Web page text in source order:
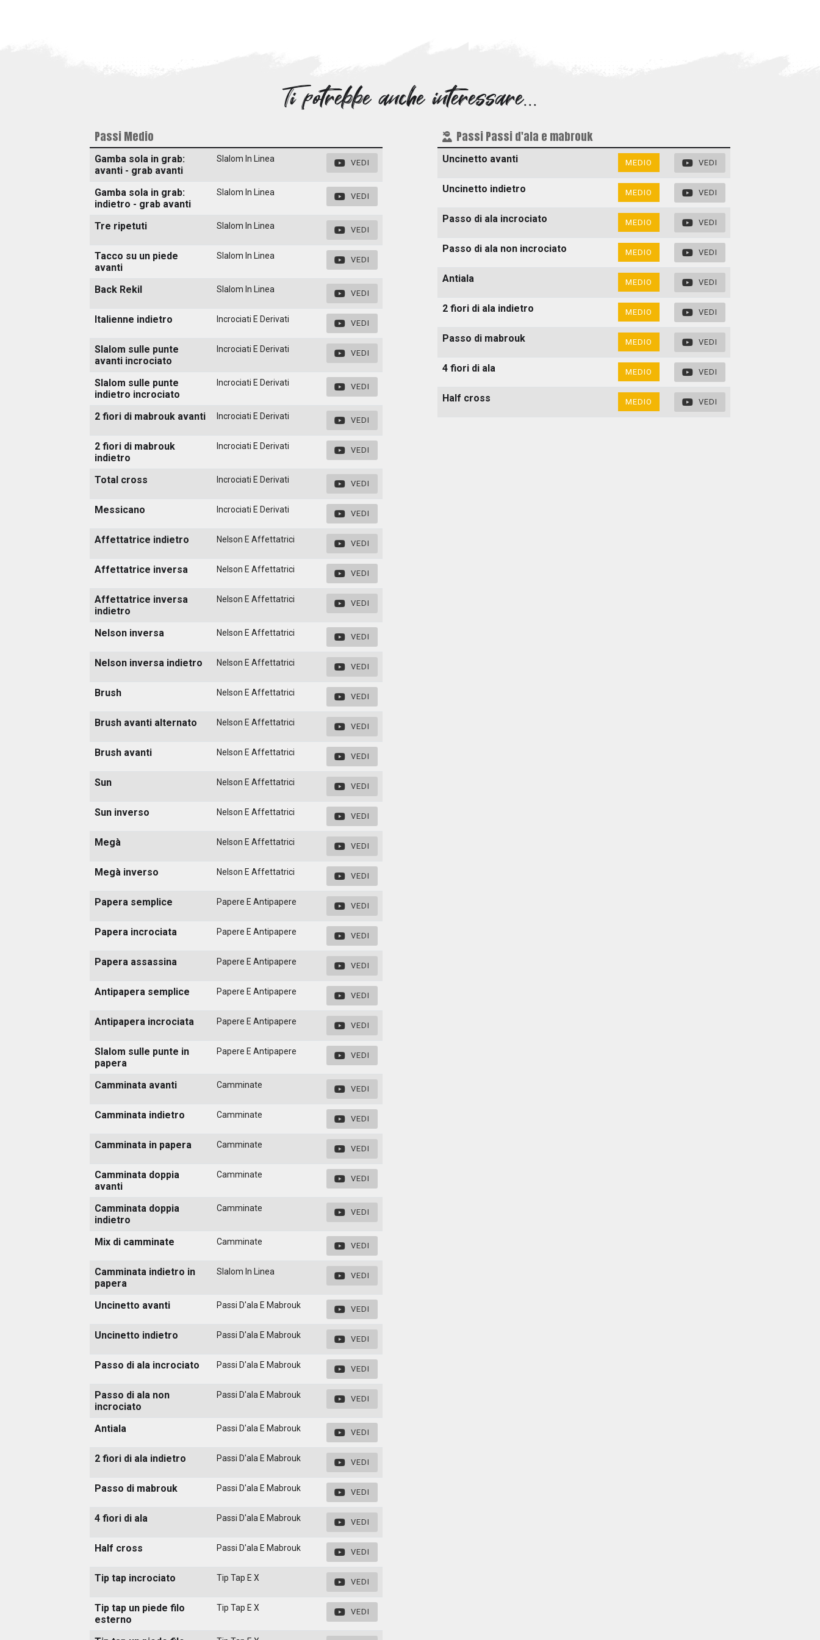
Ti potrebbe anche interessare...
Passi Medio
Gamba sola in grab:
avanti - grab avanti
Slalom In Linea VEDI
Gamba sola in grab:
indietro - grab avanti
Slalom In Linea VEDI
Tre ripetuti Slalom In Linea VEDI
Tacco su un piede
avanti
Slalom In Linea VEDI
Back Rekil Slalom In Linea VEDI
Italienne indietro Incrociati E Derivati VEDI
Slalom sulle punte
avanti incrociato
Incrociati E Derivati VEDI
Slalom sulle punte
indietro incrociato
Incrociati E Derivati VEDI
2 fiori di mabrouk avanti Incrociati E Derivati VEDI
2 fiori di mabrouk
indietro
Incrociati E Derivati VEDI
Total cross Incrociati E Derivati VEDI
Messicano Incrociati E Derivati VEDI
Affettatrice indietro Nelson E Affettatrici VEDI
Affettatrice inversa Nelson E Affettatrici VEDI
Affettatrice inversa
indietro
Nelson E Affettatrici VEDI
Nelson inversa Nelson E Affettatrici VEDI
Nelson inversa indietro Nelson E Affettatrici VEDI
Brush Nelson E Affettatrici VEDI
Brush avanti alternato Nelson E Affettatrici VEDI
Brush avanti Nelson E Affettatrici VEDI
Sun Nelson E Affettatrici VEDI
Sun inverso Nelson E Affettatrici VEDI
Megà Nelson E Affettatrici VEDI
Megà inverso Nelson E Affettatrici VEDI
Papera semplice Papere E Antipapere VEDI
Papera incrociata Papere E Antipapere VEDI
Papera assassina Papere E Antipapere VEDI
Antipapera semplice Papere E Antipapere VEDI
Antipapera incrociata Papere E Antipapere VEDI
Slalom sulle punte in
papera
Papere E Antipapere VEDI
Camminata avanti Camminate VEDI
Camminata indietro Camminate VEDI
Camminata in papera Camminate VEDI
Camminata doppia
avanti
Camminate VEDI
Camminata doppia
indietro
Camminate VEDI
Mix di camminate Camminate VEDI
Camminata indietro in
papera
Slalom In Linea VEDI
Uncinetto avanti Passi D'ala E Mabrouk VEDI
Uncinetto indietro Passi D'ala E Mabrouk VEDI
Passo di ala incrociato Passi D'ala E Mabrouk VEDI
Passo di ala non
incrociato
Passi D'ala E Mabrouk VEDI
Antiala Passi D'ala E Mabrouk VEDI
2 fiori di ala indietro Passi D'ala E Mabrouk VEDI
Passo di mabrouk Passi D'ala E Mabrouk VEDI
4 fiori di ala Passi D'ala E Mabrouk VEDI
Half cross Passi D'ala E Mabrouk VEDI
Tip tap incrociato Tip Tap E X VEDI
Tip tap un piede filo
esterno
Tip Tap E X VEDI
Passi Passi d'ala e mabrouk
Uncinetto avanti MEDIO VEDI
Uncinetto indietro MEDIO VEDI
Passo di ala incrociato MEDIO VEDI
Passo di ala non incrociato MEDIO VEDI
Antiala MEDIO VEDI
2 fiori di ala indietro MEDIO VEDI
Passo di mabrouk MEDIO VEDI
4 fiori di ala MEDIO VEDI
Half cross MEDIO VEDI